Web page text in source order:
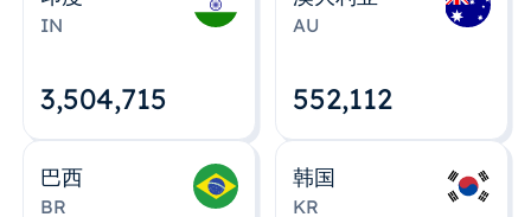
IN
3,504,715
AU
552,112
巴西
BR
韩国
KR